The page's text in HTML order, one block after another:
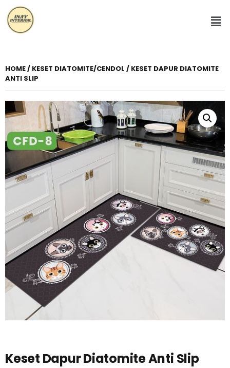
HOME/ KESET DIATOMITE/CENDOL / KESET DAPUR DIATOMITE
ANTI SLIP
Keset Dapur Diatomite Anti Slip